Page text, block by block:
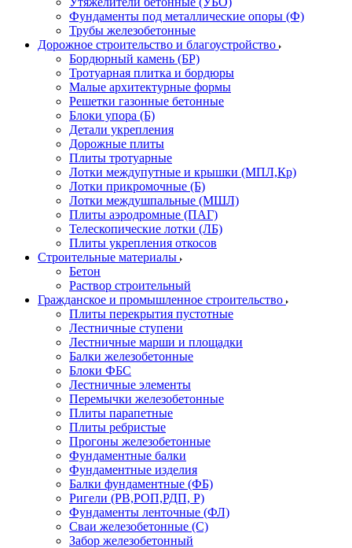
Фундаменты под металлические опоры (Ф)
Трубы железобетонные
Дорожное строительство и благоустройство
Бордюрный камень (БР)
Тротуарная плитка и бордюры
Малые архитектурные формы
Решетки газонные бетонные
Блоки упора (Б)
Детали укрепления
Дорожные плиты
Плиты тротуарные
Лотки междупутные и крышки (МПЛ,Кр)
Лотки прикромочные (Б)
Лотки междушпальные (МШЛ)
Плиты аэродромные (ПАГ)
Телескопические лотки (ЛБ)
Плиты укрепления откосов
Строительные материалы
Бетон
Раствор строительный
Гражданское и промышленное строительство
Плиты перекрытия пустотные
Лестничные ступени
Лестничные марши и площадки
Балки железобетонные
Блоки ФБС
Лестничные элементы
Перемычки железобетонные
Плиты парапетные
Плиты ребристые
Прогоны железобетонные
Фундаментные балки
Фундаментные изделия
Балки фундаментные (ФБ)
Ригели (РВ,РОП,РДП, Р)
Фундаменты ленточные (ФЛ)
Сваи железобетонные (С)
Забор железобетонный